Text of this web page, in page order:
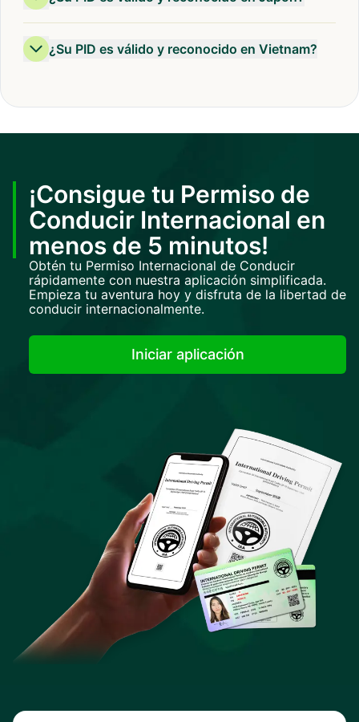
¿Su PID es válido y reconocido en Vietnam?
¡Consigue tu Permiso de
Conducir Internacional en
menos de 5 minutos!
Obtén tu Permiso Internacional de Conducir
rápidamente con nuestra aplicación simplificada.
Empieza tu aventura hoy y disfruta de la libertad de
conducir internacionalmente.
Iniciar aplicación